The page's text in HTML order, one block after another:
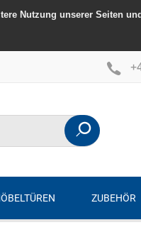
Nutzung unserer Seiten
ZUBEHÖR